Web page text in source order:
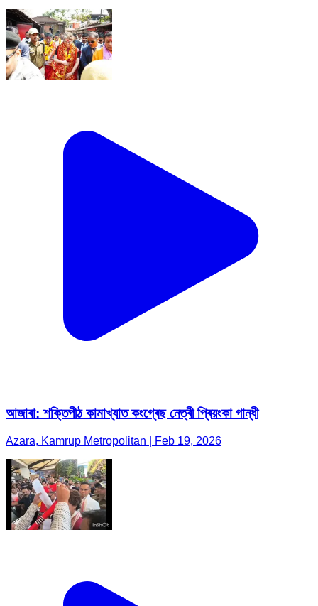
আজাৰা: শক্তিপীঠ কামাখ্যাত কংগ্ৰেছ নেত্ৰী প্ৰিয়ংকা গান্ধী
Azara, Kamrup Metropolitan | Feb 19, 2026